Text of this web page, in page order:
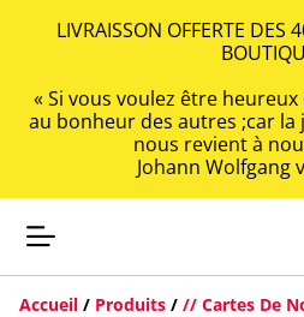
LIVRAISSON OFFERTE DES
« Si vous voulez être
au bonheur des autres ;car
nous revient à
Johann Wolfgang
Accueil / Produits / // Cartes De